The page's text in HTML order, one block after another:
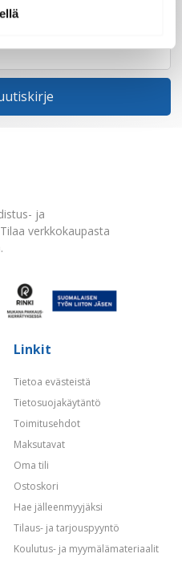
ja
verkkokaupasta
Linkit
Tietoa evästeistä
Tietosuojakäytäntö
Toimitusehdot
Maksutavat
Oma tili
Ostoskori
Hae jälleenmyyjäksi
Tilaus- ja tarjouspyyntö
Koulutus- ja myymälämateriaalit